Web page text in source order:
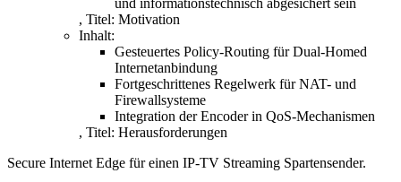
und informationstechnisch abgesichert sein
, Titel: Motivation
Inhalt:
Gesteuertes Policy-Routing für Dual-Homed
Internetanbindung
Fortgeschrittenes Regelwerk für NAT- und
Firewallsysteme
Integration der Encoder in QoS-Mechanismen
, Titel: Herausforderungen
Secure Internet Edge für einen IP-TV Streaming Spartensender.